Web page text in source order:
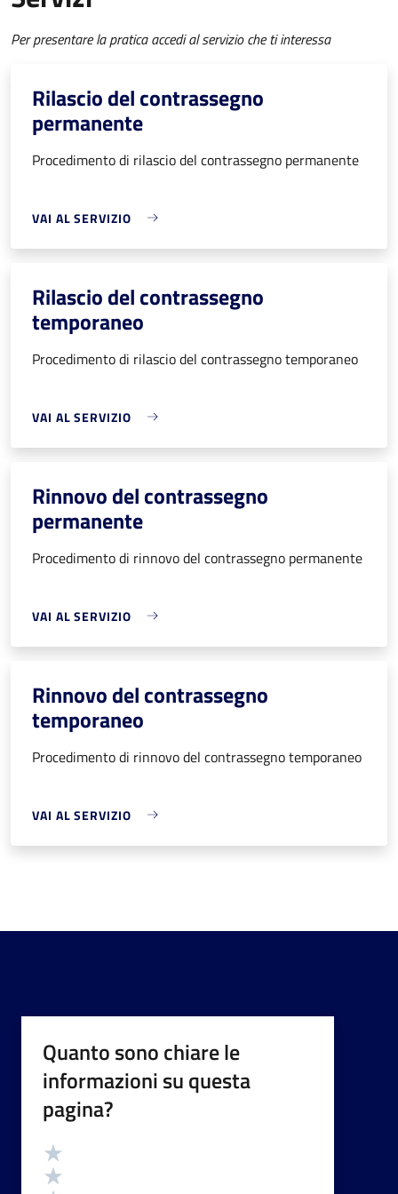
Per presentare la pratica accedi al servizio che ti interessa
Rilascio del contrassegno
permanente
Procedimento di rilascio del contrassegno permanente
VAI AL SERVIZIO
Rilascio del contrassegno
temporaneo
Procedimento di rilascio del contrassegno temporaneo
VAI AL SERVIZIO
Rinnovo del contrassegno
permanente
Procedimento di rinnovo del contrassegno permanente
VAI AL SERVIZIO
Rinnovo del contrassegno
temporaneo
Procedimento di rinnovo del contrassegno temporaneo
VAI AL SERVIZIO
Quanto sono chiare le
informazioni su questa
pagina?
Valutazione